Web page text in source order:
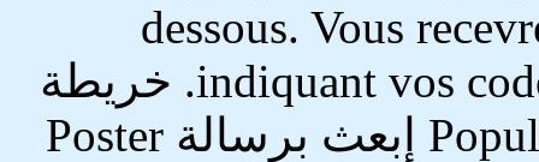
dessous. Vous
indiquant vos codes d'accès à l'espace privé du site. خريطة
الموقع Plan du site الشعبية Popularité إبعث برسالة Poster